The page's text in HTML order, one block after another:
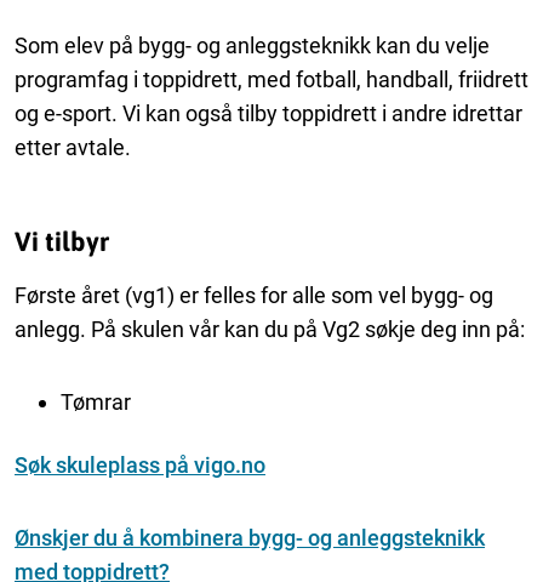
Som elev på bygg- og anleggsteknikk kan du velje
programfag i toppidrett, med fotball, handball, friidrett
og e-sport. Vi kan også tilby toppidrett i andre idrettar
etter avtale.
Vi tilbyr
Første året (vg1) er felles for alle som vel bygg- og
anlegg. På skulen vår kan du på Vg2 søkje deg inn på:
Tømrar
Søk skuleplass på vigo.no
Ønskjer du å kombinera bygg- og anleggsteknikk
med toppidrett?